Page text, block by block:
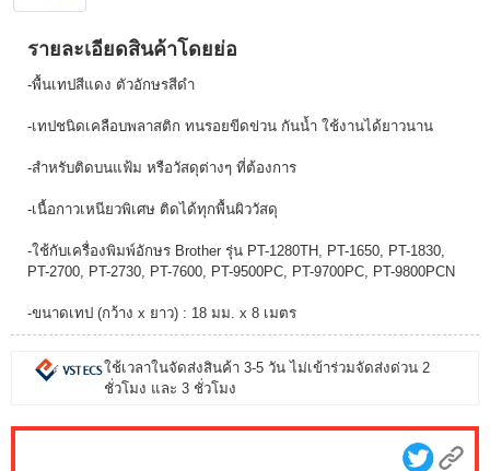
รายละเอียดสินค้าโดยย่อ
-พื้นเทปสีแดง ตัวอักษรสีดำ
-เทปชนิดเคลือบพลาสติก ทนรอยขีดข่วน กันน้ำ ใช้งานได้ยาวนาน
-สำหรับติดบนแฟ้ม หรือวัสดุต่างๆ ที่ต้องการ
-เนื้อกาวเหนียวพิเศษ ติดได้ทุกพื้นผิววัสดุ
-ใช้กับเครื่องพิมพ์อักษร Brother รุ่น PT-1280TH, PT-1650, PT-1830,
PT-2700, PT-2730, PT-7600, PT-9500PC, PT-9700PC, PT-9800PCN
-ขนาดเทป (กว้าง x ยาว) : 18 มม. x 8 เมตร
ใช้เวลาในจัดส่งสินค้า 3-5 วัน ไม่เข้าร่วมจัดส่งด่วน 2
ชั่วโมง และ 3 ชั่วโมง